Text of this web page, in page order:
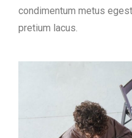
condimentum metus
pretium lacus.